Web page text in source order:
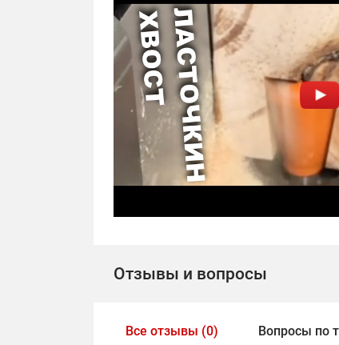
Отзывы и вопросы
Все отзывы (0) Вопросы по